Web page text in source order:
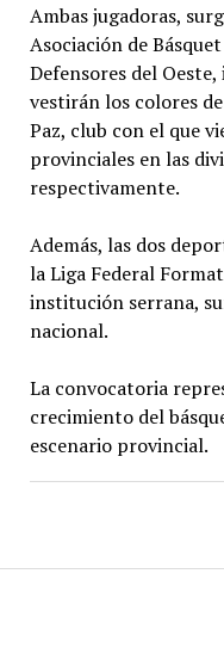
Ambas jugadoras,
Asociación de
Defensores del
vestirán los colores
Paz, club con el que
provinciales en las
respectivamente.
Además, las dos
la Liga Federal
institución serrana,
nacional.
La convocatoria
crecimiento del
escenario provincial.